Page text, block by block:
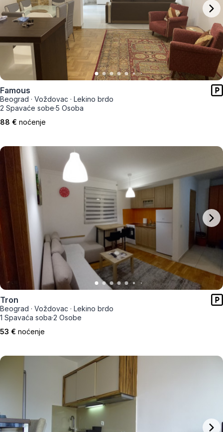
Famous
Beograd · Voždovac · Lekino brdo
2 Spavaće sobe·5 Osoba
88 € noćenje
Tron
Beograd · Voždovac · Lekino brdo
1 Spavaća soba·2 Osobe
53 € noćenje